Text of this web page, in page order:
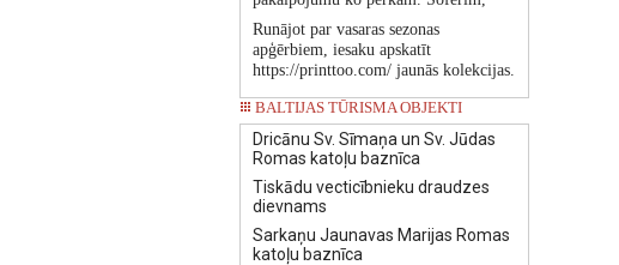
Runājot par vasaras sezonas
apģērbiem, iesaku apskatīt
https://printtoo.com/ jaunās kolekcijas.
BALTIJAS TŪRISMA OBJEKTI
Dricānu Sv. Sīmaņa un Sv. Jūdas
Romas katoļu baznīca
Tiskādu vecticībnieku draudzes
dievnams
Sarkaņu Jaunavas Marijas Romas
katoļu baznīca